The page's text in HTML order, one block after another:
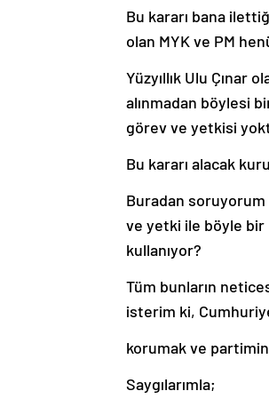
Bu kararı bana
olan MYK ve PM
Yüzyıllık Ulu
alınmadan böylesi
görev ve yetkisi
Bu kararı alacak
Buradan soruyorum
ve yetki ile böyle bir
kullanıyor?
Tüm bunların
isterim ki,
korumak ve
Saygılarımla;